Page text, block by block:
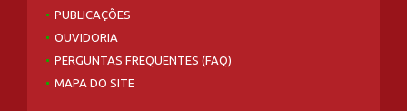
PUBLICAÇÕES
OUVIDORIA
PERGUNTAS FREQUENTES (FAQ)
MAPA DO SITE